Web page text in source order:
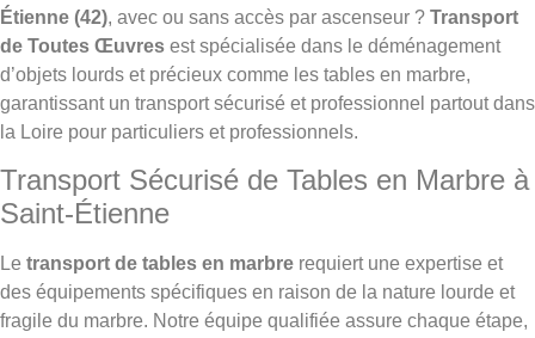
Étienne (42), avec ou sans accès par ascenseur ? Transport
de Toutes Œuvres est spécialisée dans le déménagement
d’objets lourds et précieux comme les tables en marbre,
garantissant un transport sécurisé et professionnel partout dans
la Loire pour particuliers et professionnels.
Transport Sécurisé de Tables en Marbre à
Saint-Étienne
Le transport de tables en marbre requiert une expertise et
des équipements spécifiques en raison de la nature lourde et
fragile du marbre. Notre équipe qualifiée assure chaque étape,